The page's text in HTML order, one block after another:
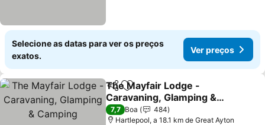
Selecione as datas para ver os preços
exatos.
Ver preços
PartilharAdicionar aos favoritos
The Mayfair Lodge -
Caravaning, Glamping &
Camping
7,7 Boa
484
Hartlepool, a 18.1 km de Great Ayton